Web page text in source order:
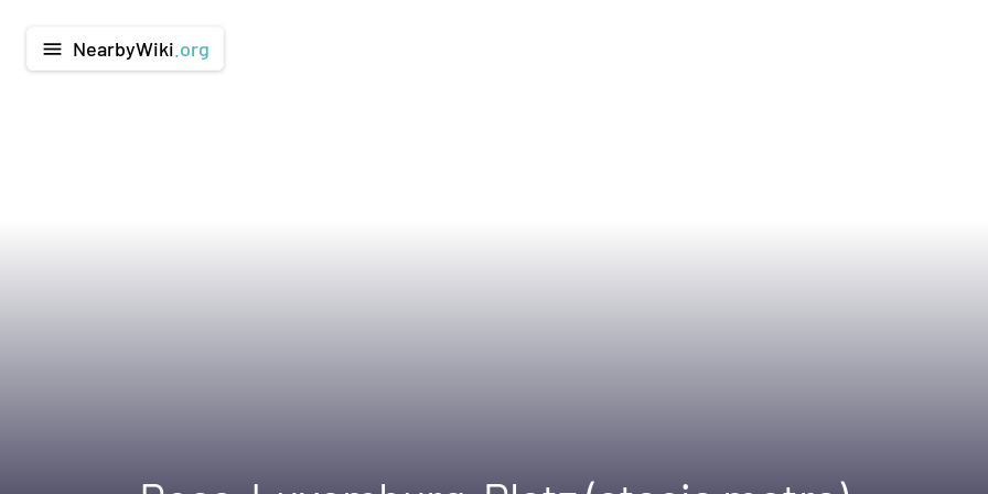
menu NearbyWiki .org